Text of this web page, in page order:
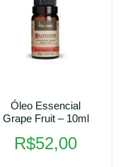
Óleo Essencial
Grape Fruit – 10ml
R$52,00